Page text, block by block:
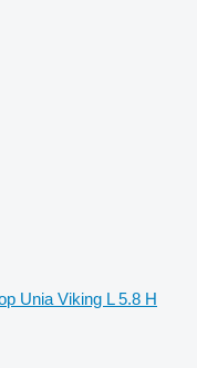
Unia Viking L 5.8 H